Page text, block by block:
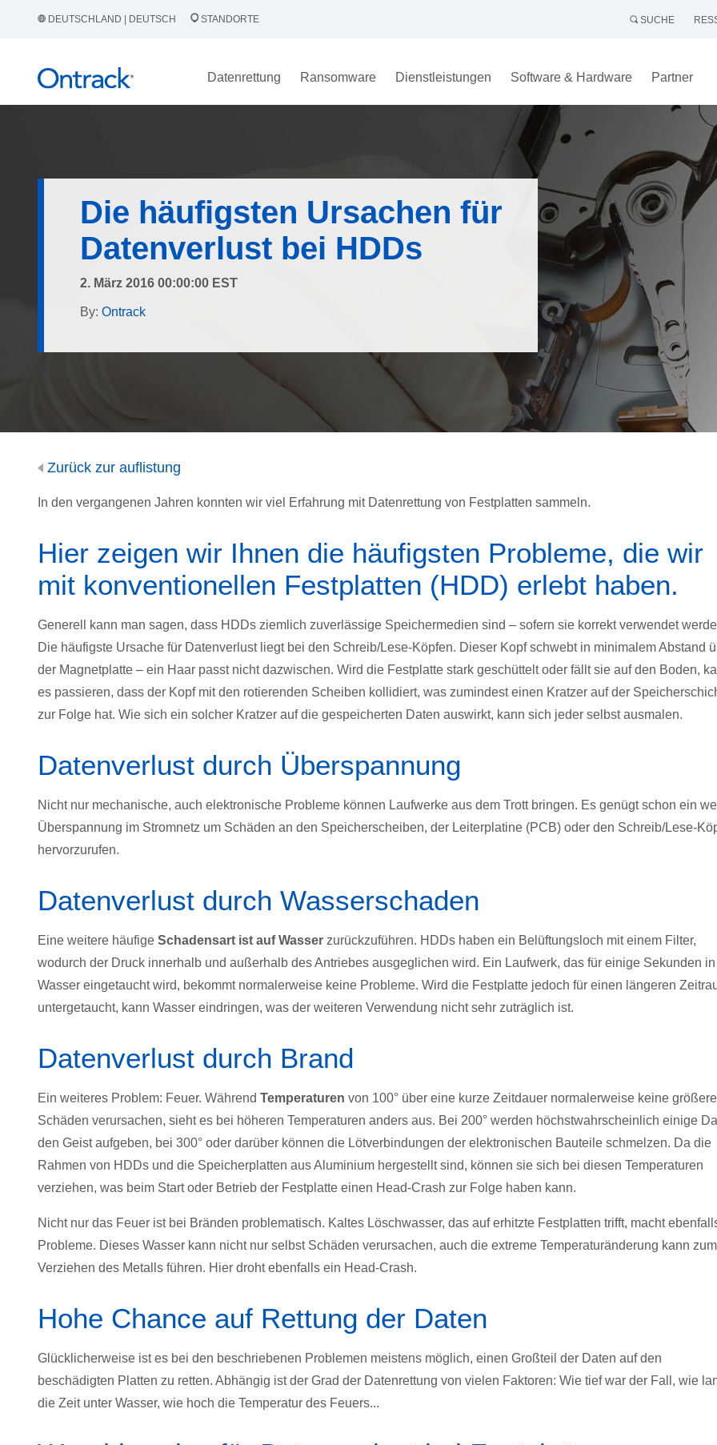
DEUTSCHLAND | DEUTSCH STANDORTE SUCHE
Datenrettung Ransomware Dienstleistungen Software & Hardware Partner
Die häufigsten Ursachen für
Datenverlust bei HDDs
2. März 2016 00:00:00 EST
By: Ontrack
Zurück zur auflistung
In den vergangenen Jahren konnten wir viel Erfahrung mit Datenrettung von Festplatten sammeln.
Hier zeigen wir Ihnen die häufigsten Probleme, die wir
mit konventionellen Festplatten (HDD) erlebt haben.
Generell kann man sagen, dass HDDs ziemlich zuverlässige Speichermedien sind – sofern sie korrekt verwendet
Die häufigste Ursache für Datenverlust liegt bei den Schreib/Lese-Köpfen. Dieser Kopf schwebt in minimalem Abstand
der Magnetplatte – ein Haar passt nicht dazwischen. Wird die Festplatte stark geschüttelt oder fällt sie auf den Boden,
es passieren, dass der Kopf mit den rotierenden Scheiben kollidiert, was zumindest einen Kratzer auf der
zur Folge hat. Wie sich ein solcher Kratzer auf die gespeicherten Daten auswirkt, kann sich jeder selbst ausmalen.
Datenverlust durch Überspannung
Nicht nur mechanische, auch elektronische Probleme können Laufwerke aus dem Trott bringen. Es genügt schon ein
Überspannung im Stromnetz um Schäden an den Speicherscheiben, der Leiterplatine (PCB) oder den Schreib/Lese-
hervorzurufen.
Datenverlust durch Wasserschaden
Eine weitere häufige Schadensart ist auf Wasser zurückzuführen. HDDs haben ein Belüftungsloch mit einem Filter,
wodurch der Druck innerhalb und außerhalb des Antriebes ausgeglichen wird. Ein Laufwerk, das für einige Sekunden in
Wasser eingetaucht wird, bekommt normalerweise keine Probleme. Wird die Festplatte jedoch für einen längeren
untergetaucht, kann Wasser eindringen, was der weiteren Verwendung nicht sehr zuträglich ist.
Datenverlust durch Brand
Ein weiteres Problem: Feuer. Während Temperaturen von 100° über eine kurze Zeitdauer normalerweise keine
Schäden verursachen, sieht es bei höheren Temperaturen anders aus. Bei 200° werden höchstwahrscheinlich einige
den Geist aufgeben, bei 300° oder darüber können die Lötverbindungen der elektronischen Bauteile schmelzen. Da die
Rahmen von HDDs und die Speicherplatten aus Aluminium hergestellt sind, können sie sich bei diesen Temperaturen
verziehen, was beim Start oder Betrieb der Festplatte einen Head-Crash zur Folge haben kann.
Nicht nur das Feuer ist bei Bränden problematisch. Kaltes Löschwasser, das auf erhitzte Festplatten trifft, macht
Probleme. Dieses Wasser kann nicht nur selbst Schäden verursachen, auch die extreme Temperaturänderung kann zum
Verziehen des Metalls führen. Hier droht ebenfalls ein Head-Crash.
Hohe Chance auf Rettung der Daten
Glücklicherweise ist es bei den beschriebenen Problemen meistens möglich, einen Großteil der Daten auf den
beschädigten Platten zu retten. Abhängig ist der Grad der Datenrettung von vielen Faktoren: Wie tief war der Fall, wie
die Zeit unter Wasser, wie hoch die Temperatur des Feuers...